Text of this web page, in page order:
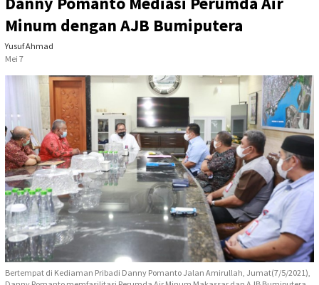
Minum dengan AJB Bumiputera
Yusuf Ahmad
Mei 7
Bertempat di Kediaman Pribadi Danny Pomanto Jalan Amirullah, Jumat(7/5/2021),